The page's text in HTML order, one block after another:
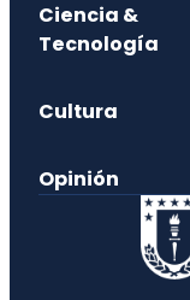
Ciencia &
Tecnología
Cultura
Opinión